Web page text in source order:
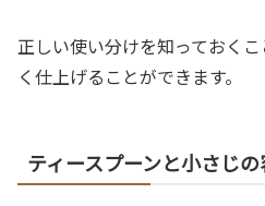
正しい使い分けを知っておく
く仕上げることができます。
ティースプーンと小さじ